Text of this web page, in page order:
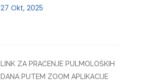
27 Okt, 2025
LINK ZA PRAĆENJE PULMOLOŠKIH
DANA PUTEM ZOOM APLIKACIJE